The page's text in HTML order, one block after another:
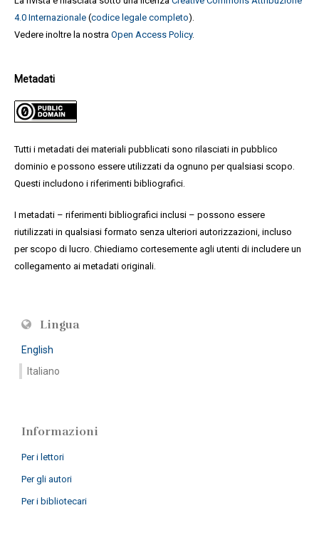
4.0 Internazionale(codice legale completo).
Vedere inoltre la nostra Open Access Policy.
Metadati
Tutti i metadati dei materiali pubblicati sono rilasciati in pubblico
dominio e possono essere utilizzati da ognuno per qualsiasi scopo.
Questi includono i riferimenti bibliografici.
I metadati – riferimenti bibliografici inclusi – possono essere
riutilizzati in qualsiasi formato senza ulteriori autorizzazioni, incluso
per scopo di lucro. Chiediamo cortesemente agli utenti di includere un
collegamento ai metadati originali.
Lingua
English
Italiano
Informazioni
Per i lettori
Per gli autori
Per i bibliotecari